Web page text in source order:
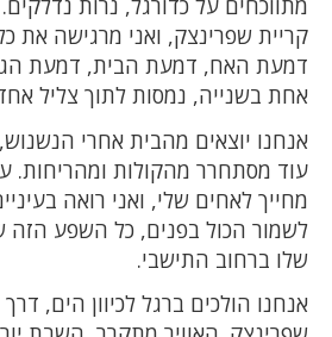
מתווכחים על כדורגל, נרות
קריית שפרינצק, ואני מרגישה את
דמעת האח, דמעת הבית, דמעת
אחת בשנייה, נמסות לתוך צליל
אנחנו יוצאים מהבית אחרי
עוד מסתחרר מהקולות ומהריחות.
מחייך לאחים שלי, ואני רואה
לשמור הכול בפנים, כל השפע הזה
שלו ברחוב התישבי.
אנחנו הולכים ברגל לכיוון הים,